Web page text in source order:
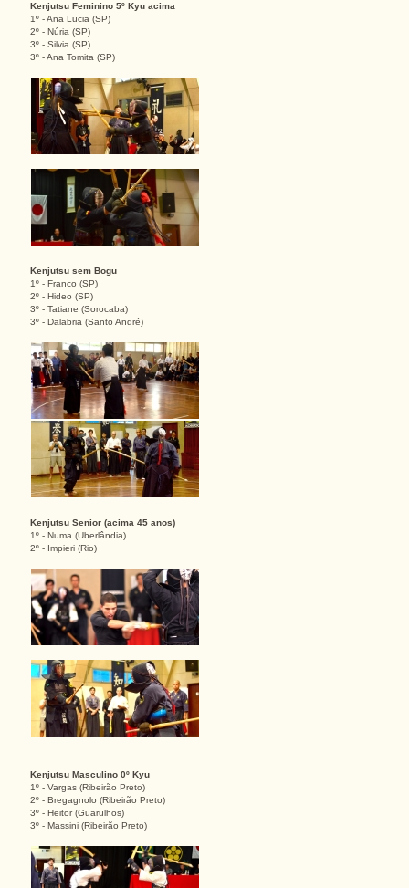
Kenjutsu Feminino 5º Kyu acima
1º - Ana Lucia (SP)
2º - Núria (SP)
3º - Silvia (SP)
3º - Ana Tomita (SP)
Kenjutsu sem Bogu
1º - Franco (SP)
2º - Hideo (SP)
3º - Tatiane (Sorocaba)
3º - Dalabria (Santo André)
Kenjutsu Senior (acima 45 anos)
1º - Numa (Uberlândia)
2º - Impieri (Rio)
Kenjutsu Masculino 0º Kyu
1º - Vargas (Ribeirão Preto)
2º - Bregagnolo (Ribeirão Preto)
3º - Heitor (Guarulhos)
3º - Massini (Ribeirão Preto)